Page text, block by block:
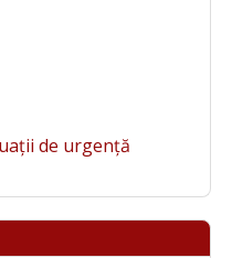
de urgență